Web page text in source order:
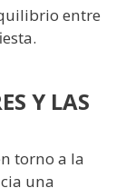
entre
Y LAS
torno a la
una